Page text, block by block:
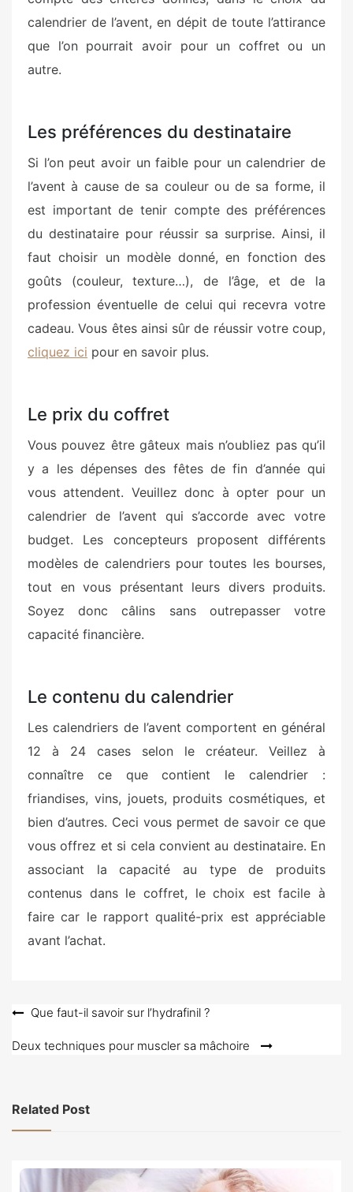
calendrier de l’avent, en dépit de toute l’attirance
que l’on pourrait avoir pour un coffret ou un
autre.
Les préférences du destinataire
Si l’on peut avoir un faible pour un calendrier de
l’avent à cause de sa couleur ou de sa forme, il
est important de tenir compte des préférences
du destinataire pour réussir sa surprise. Ainsi, il
faut choisir un modèle donné, en fonction des
goûts (couleur, texture…), de l’âge, et de la
profession éventuelle de celui qui recevra votre
cadeau. Vous êtes ainsi sûr de réussir votre coup,
cliquez ici pour en savoir plus.
Le prix du coffret
Vous pouvez être gâteux mais n’oubliez pas qu’il
y a les dépenses des fêtes de fin d’année qui
vous attendent. Veuillez donc à opter pour un
calendrier de l’avent qui s’accorde avec votre
budget. Les concepteurs proposent différents
modèles de calendriers pour toutes les bourses,
tout en vous présentant leurs divers produits.
Soyez donc câlins sans outrepasser votre
capacité financière.
Le contenu du calendrier
Les calendriers de l’avent comportent en général
12 à 24 cases selon le créateur. Veillez à
connaître ce que contient le calendrier :
friandises, vins, jouets, produits cosmétiques, et
bien d’autres. Ceci vous permet de savoir ce que
vous offrez et si cela convient au destinataire. En
associant la capacité au type de produits
contenus dans le coffret, le choix est facile à
faire car le rapport qualité-prix est appréciable
avant l’achat.
Navigation
de
Que faut-il savoir sur l’hydrafinil ?
Deux techniques pour muscler sa mâchoire
Related Post